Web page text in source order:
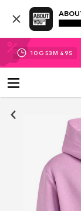
10 G 53M 48S